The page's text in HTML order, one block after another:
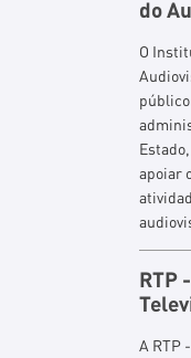
do
O
apoiar
RTP
A RTP